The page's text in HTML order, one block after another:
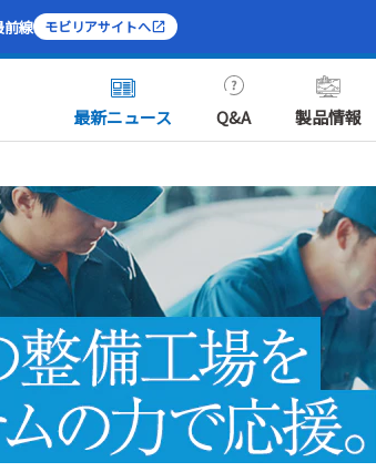
前線 モビリアサイトへ
最新ニュース Q&A 製品情報